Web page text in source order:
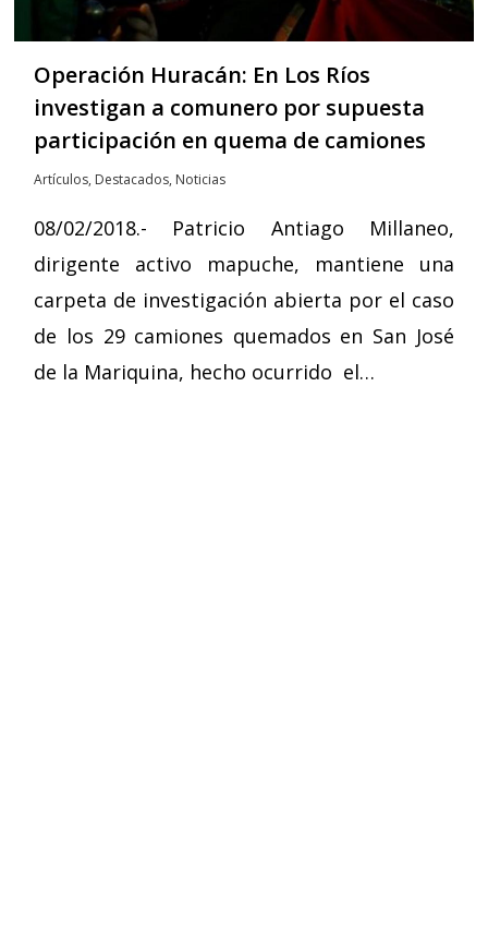
Operación Huracán: En Los Ríos
investigan a comunero por supuesta
participación en quema de camiones
Artículos, Destacados, Noticias
08/02/2018.- Patricio Antiago Millaneo,
dirigente activo mapuche, mantiene una
carpeta de investigación abierta por el caso
de los 29 camiones quemados en San José
de la Mariquina, hecho ocurrido el…